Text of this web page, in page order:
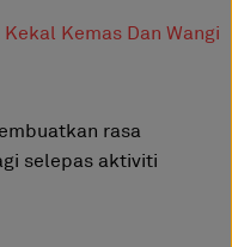
rasa
selepas aktiviti